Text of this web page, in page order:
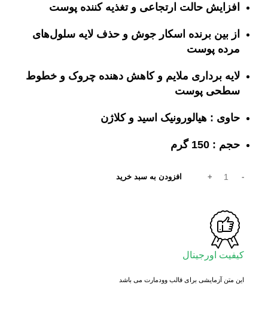
افزایش حالت ارتجاعی و تغذیه کننده پوست
از بین برنده اسکار جوش و حذف لایه سلول‌های
مرده پوست
لایه برداری ملایم و کاهش دهنده چروک و خطوط
سطحی پوست
حاوی : هیالورونیک اسید و کلاژن
حجم : 150 گرم
افزودن به سبد خرید
کیفیت اورجینال
این متن آزمایشی برای قالب وودمارت می باشد